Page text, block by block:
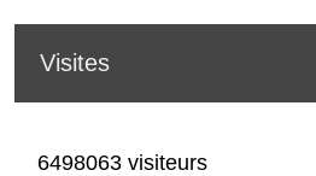
Visites
6498063 visiteurs